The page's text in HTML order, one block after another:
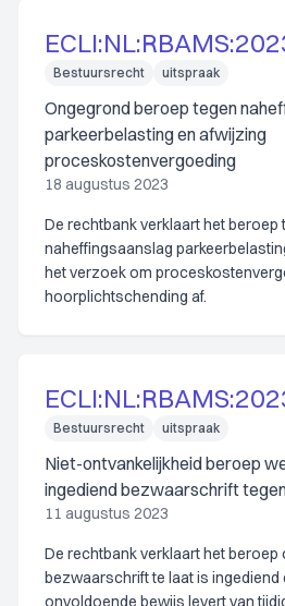
Bestuursrecht uitspraak
Ongegrond beroep tegen
parkeerbelasting en afwijzing
proceskostenvergoeding
18 augustus 2023
De rechtbank verklaart het beroep
naheffingsaanslag
het verzoek om
hoorplichtschending af.
Bestuursrecht uitspraak
Niet-ontvankelijkheid beroep
ingediend bezwaarschrift
11 augustus 2023
De rechtbank verklaart het
bezwaarschrift te laat is ingediend
onvoldoende bewijs levert van